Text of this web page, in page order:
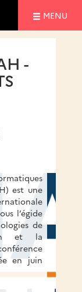
MENU
-
est une
l’égide
de
et la
en juin